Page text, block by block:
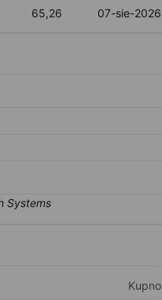
65,26 07-sie-2026
Kupno